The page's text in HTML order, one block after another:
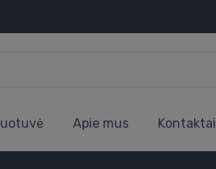
Apie mus Kontaktai